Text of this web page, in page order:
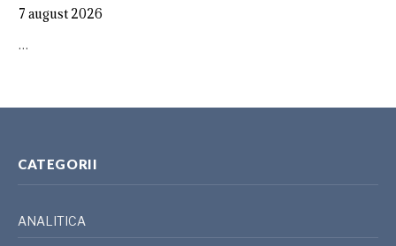
7 august 2026
…
CATEGORII
ANALITICA